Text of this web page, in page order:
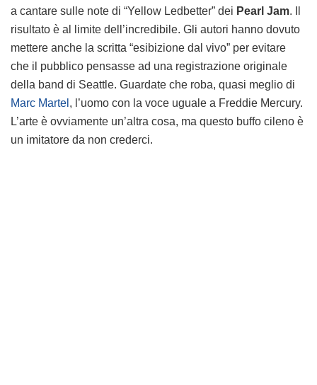
a cantare sulle note di “Yellow Ledbetter” dei Pearl Jam. Il
risultato è al limite dell’incredibile. Gli autori hanno dovuto
mettere anche la scritta “esibizione dal vivo” per evitare
che il pubblico pensasse ad una registrazione originale
della band di Seattle. Guardate che roba, quasi meglio di
Marc Martel , l’uomo con la voce uguale a Freddie Mercury.
L’arte è ovviamente un’altra cosa, ma questo buffo cileno è
un imitatore da non crederci.